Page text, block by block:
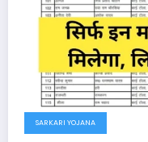
SARKARI YOJANA